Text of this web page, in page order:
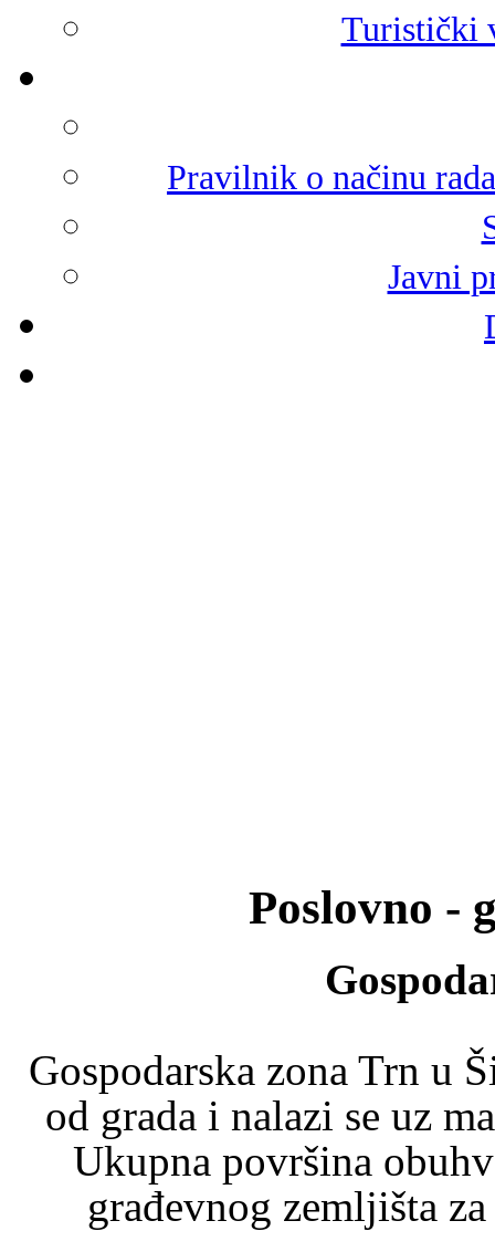
Turistički
Pravilnik o načinu
Javni
Poslovno -
Gospodarska zona Trn u
od grada i nalazi se uz
Ukupna površina
građevnog zemljišta